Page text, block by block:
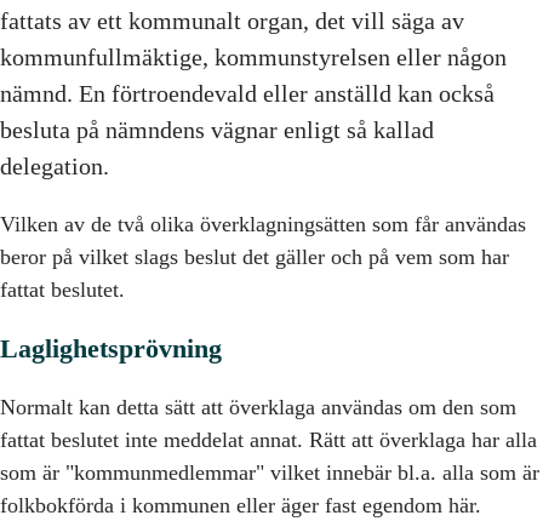
fattats av ett kommunalt organ, det vill säga av
kommunfullmäktige, kommunstyrelsen eller någon
nämnd. En förtroendevald eller anställd kan också
besluta på nämndens vägnar enligt så kallad
delegation.
Vilken av de två olika överklagningsätten som får användas
beror på vilket slags beslut det gäller och på vem som har
fattat beslutet.
Laglighetsprövning
Normalt kan detta sätt att överklaga användas om den som
fattat beslutet inte meddelat annat. Rätt att överklaga har alla
som är "kommunmedlemmar" vilket innebär bl.a. alla som är
folkbokförda i kommunen eller äger fast egendom här.